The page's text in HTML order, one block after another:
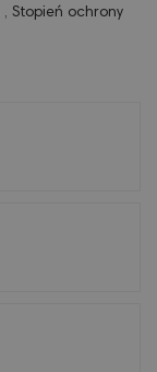
, Stopień ochrony